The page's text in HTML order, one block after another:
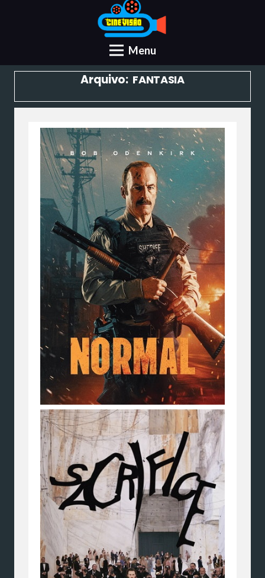
Menu
Arquivo: FANTASIA